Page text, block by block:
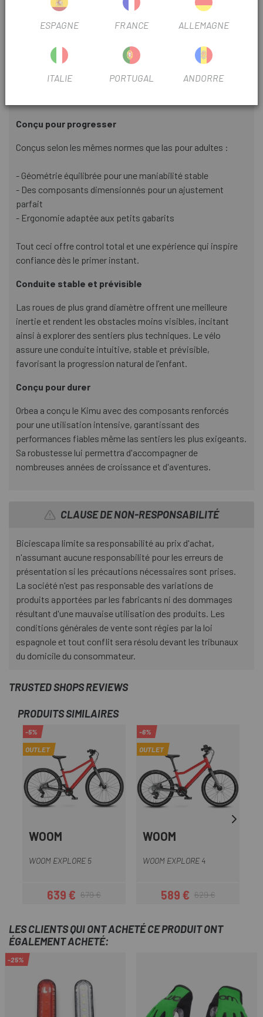
Le Kimu 20 H20 est équipé de :
- Freins à disque hydrauliques Clarks M2, conçus pour les
petites mains, souples et faciles à utiliser.
- Manchettes fines conçues pour les mains des enfants,
Conçu pour progresser
Conçus selon les mêmes normes que las pour adultes :
- Géométrie équilibrée pour une maniabilité stable
- Des composants dimensionnés pour un ajustement
parfait
- Ergonomie adaptée aux petits gabarits
Tout ceci offre control total et une expérience qui inspire
confiance dès le primer instant.
Conduite stable et prévisible
Las roues de plus grand diamètre offrent une meilleure
inertie et rendent les obstacles moins visibles, incitant
ainsi à explorer des sentiers plus techniques. Le vélo
assure une conduite intuitive, stable et prévisible,
favorisant la progression natural de l'enfant.
Conçu pour durer
Orbea a conçu le Kimu avec des composants renforcés
pour une utilisation intensive, garantissant des
performances fiables même las sentiers les plus exigeants.
Sa robustesse lui permettra d'accompagner de
nombreuses années de croissance et d'aventures.
CLAUSE DE NON-RESPONSABILITÉ
Biciescapa limite sa responsabilité au prix d'achat,
n'assumant aucune responsabilité pour les erreurs de
présentation si les précautions nécessaires sont prises.
La société n'est pas responsable des variations de
produits apportées par les fabricants ni des dommages
résultant d'une mauvaise utilisation des produits. Les
conditions générales de vente sont régies par la loi
espagnole et tout conflit sera résolu devant les tribunaux
du domicile du consommateur.
TRUSTED SHOPS REVIEWS
PRODUITS SIMILAIRES
-5%
OUTLET
WOOM
WOOM EXPLORE 5
Prix
639 €Prix habituel
679 €
-6%
OUTLET
WOOM
WOOM EXPLORE 4
Prix
589 €Prix habituel
629 €
LES CLIENTS QUI ONT ACHETÉ CE PRODUIT ONT
ÉGALEMENT ACHETÉ:
-25%
ESPAGNE FRANCE ALLEMAGNE
ITALIE PORTUGAL ANDORRE